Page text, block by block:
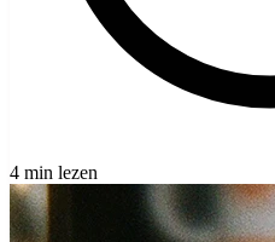
4 min lezen